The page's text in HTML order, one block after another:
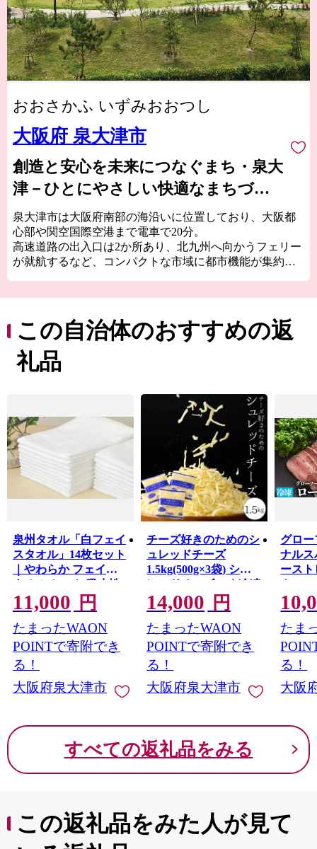
おおさかふ いずみおおつし
大阪府 泉大津市
創造と安心を未来につなぐまち・泉大
津－ひとにやさしい快適なまちづく
りをめざして－
泉大津市は大阪府南部の海沿いに位置しており、大阪都
心部や関空国際空港まで電車で20分。
高速道路の出入口は2か所あり、北九州へ向かうフェリー
が就航するなど、コンパクトな市域に都市機能が集約さ
港として栄えていました。
交通の要として人の往来も多く、随筆や紀行の中でも、
「小津の泊」「小津の浦なる岸の松原」「大津の浦」の
名で登場する名称の地です。
産業では明治18年頃から欧州の技術を導入した毛布の製
造が始まり、一大産地となりました。
今でも国産毛布生産量の約9割を占める「日本一の毛布の
まち」です。
また、立地条件を活かし、トレンドに素早く対応できる
ニット素材の生産地としても成長しました。
糸から製品まで、一貫してこだわりを持った付加価値の
高いものづくりを行っています。
泉大津市では、ライフステージに合わせたきめ細かいサ
ポートを行っており、安心して出産・子育てできる環境
が整っています。
これからも幅広い年代の人が住みたい、住み続けたいと
思えるまちをめざして、さまざまな取り組みを行ってい
きます。
この自治体のおすすめの返
礼品
泉州タオル「白フェイ
スタオル」14枚セット
｜やわらか フェイス
タオル セット 吸水性
普段使い 泉州タオル
[3810]
11,000 円
たまったWAON
POINTで寄附でき
る！
大阪府泉大津市
チーズ好きのためのシ
ュレッドチーズ
1.5kg(500g×3袋) シュ
レッドチーズ(6)｜冷凍
可能 チーズ ゴーダチ
ーズ 6ミリ マリンフー
ド ※離島への配送不
可
14,000 円
たまったWAON
POINTで寄附でき
る！
大阪府泉大津市
グロ
ナルス
ース
ク
沖縄
可
たま
る！
大阪
すべての返礼品をみる
この返礼品をみた人が見て